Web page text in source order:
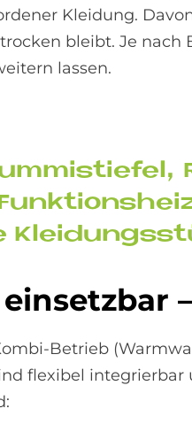
Kleidung.
bleibt. Je
lassen.
Betrieb
flexibel